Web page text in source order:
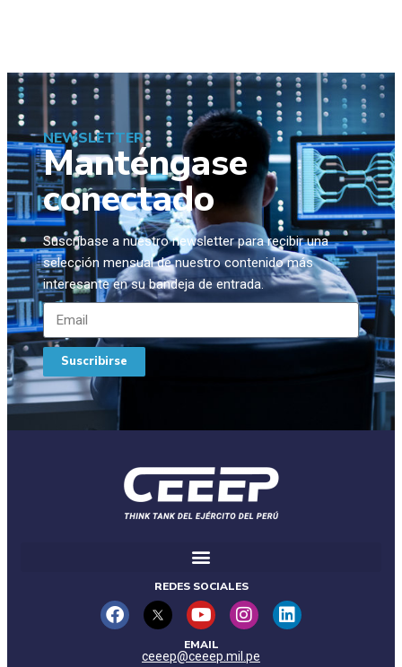
NEWSLETTER
Manténgase
conectado
Suscríbase a nuestro newsletter para recibir una
selección mensual de nuestro contenido más
interesante en su bandeja de entrada.
Suscribirse
REDES SOCIALES
EMAIL
ceeep@ceeep.mil.pe